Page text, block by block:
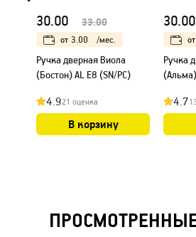
30.00 33.00
от 3.00 /мес.
Ручка дверная Виола
(Бостон) AL E8 (SN/PC)
4.921 оценка
В корзину
30.00
от
Ручка
4.7